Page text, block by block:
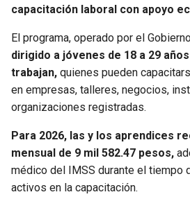
PANTHERS
SAINTS
JAZZ
capacitación laboral con apoyo
El programa, operado por el
dirigido a jóvenes de 18 a 29
trabajan, quienes pueden
en empresas, talleres, negocios,
organizaciones registradas.
Para 2026, las y los aprendices
mensual de 9 mil 582.47 pesos,
médico del IMSS durante el tiempo
activos en la capacitación.